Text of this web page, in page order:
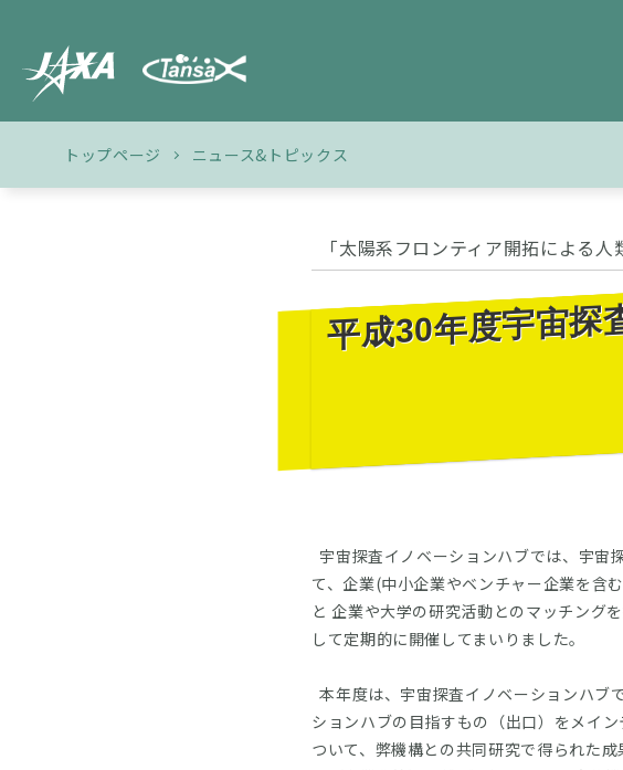
トップページ ニュース&トピックス
「太陽系フロンティア開拓による
平成30年度宇宙
宇宙探査イノベーションハブでは、宇宙
て、企業(中小企業やベンチャー企業を含
と 企業や大学の研究活動とのマッチング
して定期的に開催してまいりました。
本年度は、宇宙探査イノベーションハブ
ションハブの目指すもの（出口）をメイ
ついて、弊機構との共同研究で得られた